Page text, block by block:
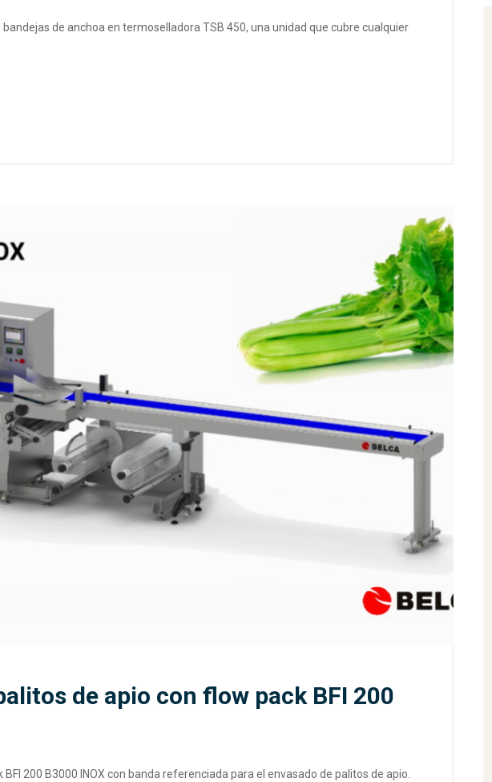
de anchoa en termoselladora TSB 450, una unidad que cubre cualquier
de apio con flow pack BFI 200
200 B3000 INOX con banda referenciada para el envasado de palitos de apio.